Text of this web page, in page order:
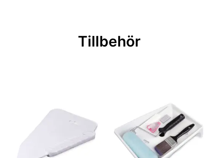
Rekommenderat lim: Hernia non
Tillbehör